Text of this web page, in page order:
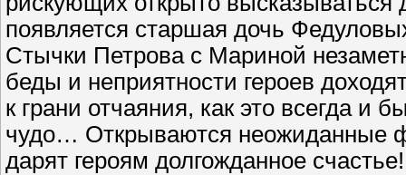
появляется старшая дочь
Стычки Петрова с Мариной
беды и неприятности героев
к грани отчаяния, как это всегда и
чудо… Открываются неожиданные
дарят героям долгожданное счастье!